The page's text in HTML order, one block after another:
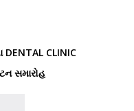
DENTAL CLINIC
સમારોહ